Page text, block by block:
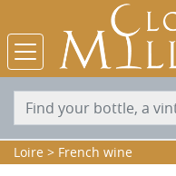
Loire > French wine